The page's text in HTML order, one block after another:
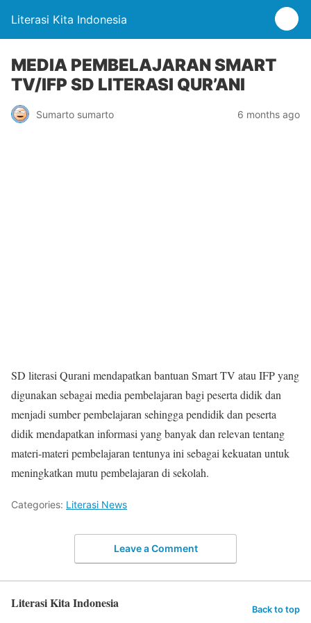
Literasi Kita Indonesia
MEDIA PEMBELAJARAN SMART
TV/IFP SD LITERASI QUR’ANI
Sumarto sumarto 6 months ago
SD literasi Qurani mendapatkan bantuan Smart TV atau IFP yang
digunakan sebagai media pembelajaran bagi peserta didik dan
menjadi sumber pembelajaran sehingga pendidik dan peserta
didik mendapatkan informasi yang banyak dan relevan tentang
materi-materi pembelajaran tentunya ini sebagai kekuatan untuk
meningkatkan mutu pembelajaran di sekolah.
Categories: Literasi News
Leave a Comment
Literasi Kita Indonesia Back to top